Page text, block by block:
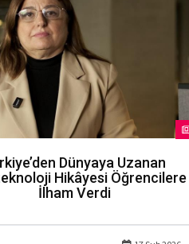
Dünyaya Uzanan
Hikâyesi Öğrencilere
İlham Verdi